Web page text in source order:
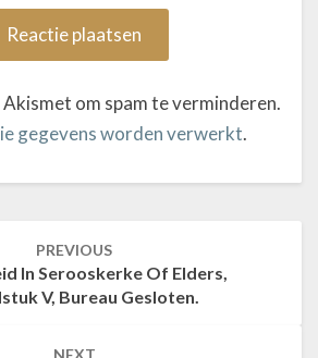
om spam te verminderen.
gegevens worden verwerkt.
PREVIOUS
In Serooskerke Of Elders,
V, Bureau Gesloten.
NEXT